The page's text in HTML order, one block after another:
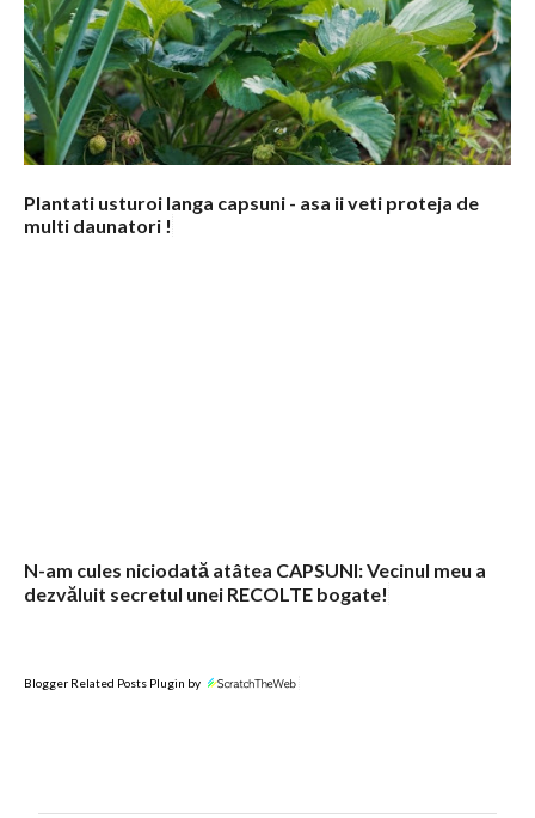
Plantati usturoi langa capsuni - asa ii veti proteja de
multi daunatori !
N-am cules niciodată atâtea CAPSUNI: Vecinul meu a
dezvăluit secretul unei RECOLTE bogate!
Blogger Related Posts Plugin by